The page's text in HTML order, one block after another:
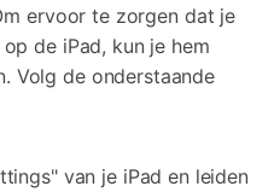
ervoor te zorgen dat je
de iPad, kun je hem
Volg de onderstaande
van je iPad en leiden